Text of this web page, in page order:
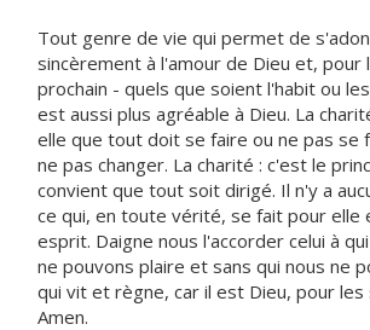
Tout genre de vie qui permet de
sincèrement à l'amour de Dieu et, pour
prochain - quels que soient l'habit ou
est aussi plus agréable à Dieu. La
elle que tout doit se faire ou ne pas se
ne pas changer. La charité : c'est le
convient que tout soit dirigé. Il n'y a
ce qui, en toute vérité, se fait pour elle
esprit. Daigne nous l'accorder celui à
ne pouvons plaire et sans qui nous ne
qui vit et règne, car il est Dieu, pour les
Amen.